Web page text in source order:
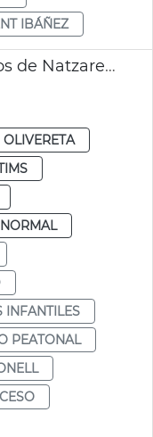
IBÁÑEZ
Mejora accesos en colegios de Natzaret, Soterres y Safranar
OLIVERETA
NORMAL
INFANTILES
PEATONAL